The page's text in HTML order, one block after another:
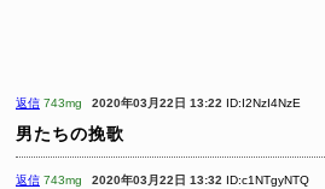
返信 743mg 2020年03月22日 13:22 ID:I2NzI4NzE
男たちの挽歌
返信 743mg 2020年03月22日 13:32 ID:c1NTgyNTQ